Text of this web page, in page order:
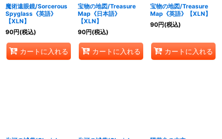
魔術遠眼鏡/Sorcerous
Spyglass《英語》
【XLN】
90円(税込)
カートに入れる
宝物の地図/Treasure
Map《日本語》
【XLN】
90円(税込)
カートに入れる
宝物の地図/Treasure
Map《英語》【XLN】
90円(税込)
カートに入れる